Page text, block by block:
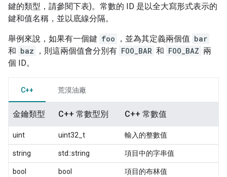
鍵的類型，請參閱下表)。常數的 ID 是以全大寫形式表示的
鍵和值名稱，並以底線分隔。
舉例來說，如果有一個鍵 foo ，並為其定義兩個值 bar
和 baz ，則這兩個值會分別有 FOO_BAR 和 FOO_BAZ 兩
個 ID。
C++ 荒漠油廠
金鑰類型 C++ 常數型別 C++ 常數值
uint uint32_t 輸入的整數值
string std::string 項目中的字串值
bool bool 項目的布林值